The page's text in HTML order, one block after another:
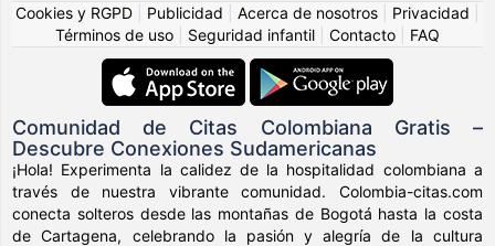
Cookies y RGPD
Publicidad Acerca de nosotros Privacidad
Términos de uso
Seguridad infantil Contacto FAQ
Comunidad de Citas Colombiana Gratis –
Descubre Conexiones Sudamericanas
¡Hola! Experimenta la calidez de la hospitalidad colombiana a
través de nuestra vibrante comunidad. Colombia-citas.com
conecta solteros desde las montañas de Bogotá hasta la costa
de Cartagena, celebrando la pasión y alegría de la cultura